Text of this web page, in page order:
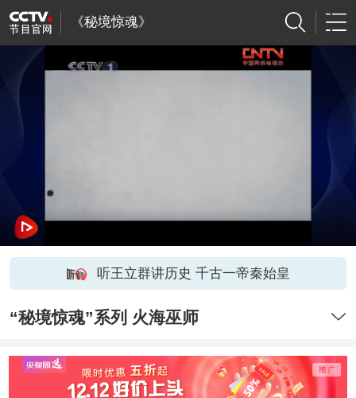
《秘境惊魂》
听王立群讲历史 千古一帝秦始皇
“秘境惊魂”系列 火海巫师